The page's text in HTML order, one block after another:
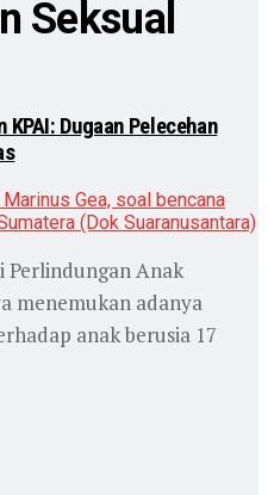
Seksual
Dugaan Pelecehan
Perlindungan Anak
menemukan adanya
anak berusia 17